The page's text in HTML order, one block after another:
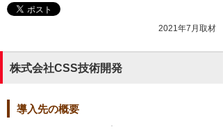
2021年7月取材
株式会社CSS技術開発
導入先の概要